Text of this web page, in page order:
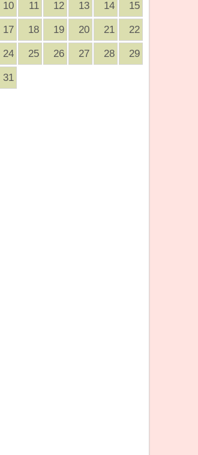
10 11 12 13 14 15
17 18 19 20 21 22
24 25 26 27 28 29
31